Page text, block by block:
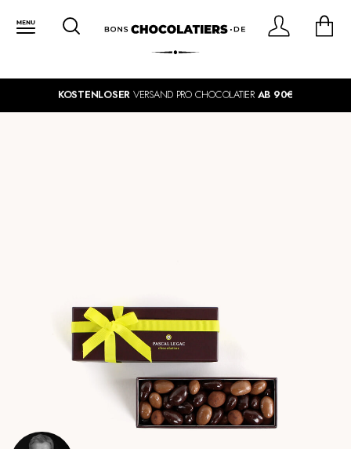
KOSTENLOSER VERSAND PRO CHOCOLATIER AB 90€